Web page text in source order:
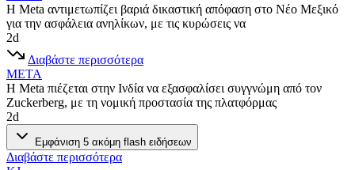
Η Meta αντιμετωπίζει βαριά δικαστική απόφαση στο Νέο Μεξικό
για την ασφάλεια ανηλίκων, με τις κυρώσεις να
2d
Διαβάστε περισσότερα
META
Η Meta πιέζεται στην Ινδία να εξασφαλίσει συγγνώμη από τον
Zuckerberg, με τη νομική προστασία της πλατφόρμας
2d
Εμφάνιση 5 ακόμη flash ειδήσεων
Διαβάστε περισσότερα